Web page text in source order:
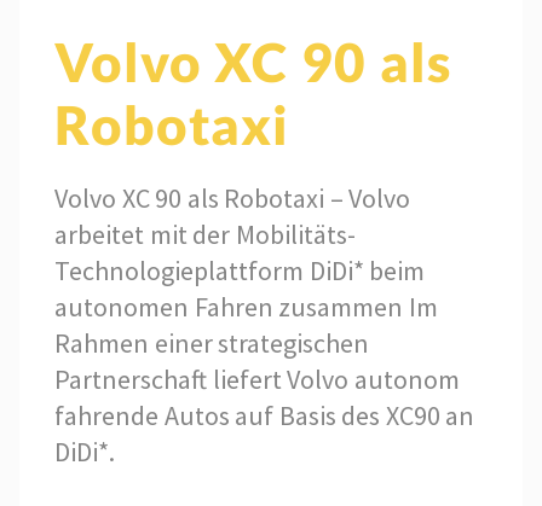
Volvo XC 90 als
Robotaxi
Volvo XC 90 als Robotaxi – Volvo
arbeitet mit der Mobilitäts-
Technologieplattform DiDi* beim
autonomen Fahren zusammen Im
Rahmen einer strategischen
Partnerschaft liefert Volvo autonom
fahrende Autos auf Basis des XC90 an
DiDi*.